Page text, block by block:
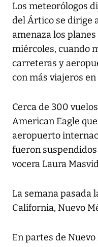
Los meteorólogos
del Ártico se dirige
amenaza los
miércoles, cuando
carreteras y
con más viajeros en
Cerca de 300
American Eagle
aeropuerto
fueron
vocera Laura
La semana pasada
California, Nuevo
En partes de